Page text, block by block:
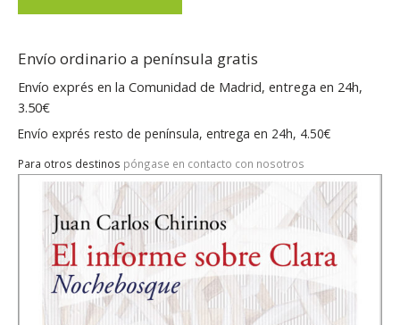
Envío ordinario a península gratis
Envío exprés en la Comunidad de Madrid, entrega en 24h,
3.50€
Envío exprés resto de península, entrega en 24h, 4.50€
Para otros destinos póngase en contacto con nosotros